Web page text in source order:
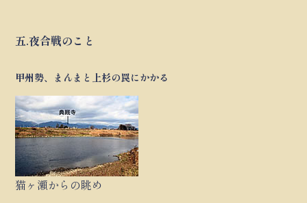
五.夜合戦のこと
甲州勢、まんまと上杉の罠にかかる
猫ヶ瀬からの眺め